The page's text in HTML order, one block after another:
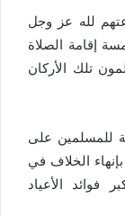
لله عز وجل
إقامة الصلاة
تلك الأركان
للمسلمين على
الخلاف في
فوائد الأعياد